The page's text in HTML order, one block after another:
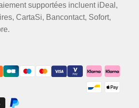
supportées incluent iDeal,
CartaSi, Bancontact, Sofort,